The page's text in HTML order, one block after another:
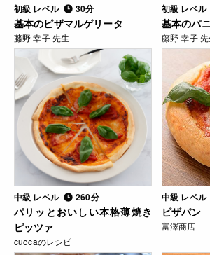
初級 レベル 30分
基本のピザマルゲリータ
藤野 幸子 先生
初級 レベル
基本のパ
藤野 幸子 先
中級 レベル 260分
パリッとおいしい本格薄焼き
ピッツァ
cuocaのレシピ
中級 レベル
ピザパン
富澤商店